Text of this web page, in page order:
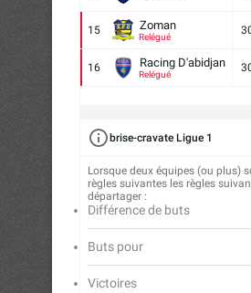
15 Zoman
Relégué
16 Racing D'abidjan
Relégué
brise-cravate Ligue 1
Lorsque deux équipes (ou plus)
règles suivantes les règles
départager :
Différence de buts
Buts pour
Victoires